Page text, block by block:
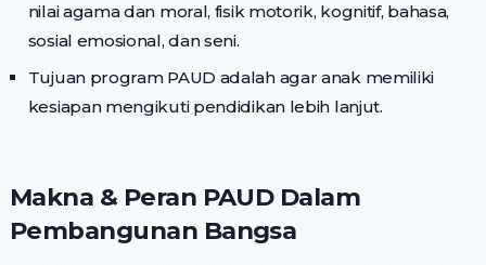
nilai agama dan moral, fisik motorik, kognitif, bahasa,
sosial emosional, dan seni.
Tujuan program PAUD adalah agar anak memiliki
kesiapan mengikuti pendidikan lebih lanjut.
Makna & Peran PAUD Dalam
Pembangunan Bangsa